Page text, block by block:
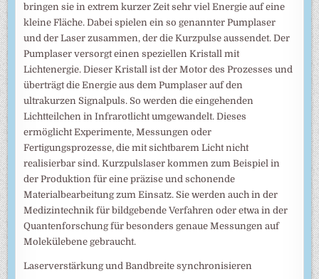
bringen sie in extrem kurzer Zeit sehr viel Energie auf eine
kleine Fläche. Dabei spielen ein so genannter Pumplaser
und der Laser zusammen, der die Kurzpulse aussendet. Der
Pumplaser versorgt einen speziellen Kristall mit
Lichtenergie. Dieser Kristall ist der Motor des Prozesses und
überträgt die Energie aus dem Pumplaser auf den
ultrakurzen Signalpuls. So werden die eingehenden
Lichtteilchen in Infrarotlicht umgewandelt. Dieses
ermöglicht Experimente, Messungen oder
Fertigungsprozesse, die mit sichtbarem Licht nicht
realisierbar sind. Kurzpulslaser kommen zum Beispiel in
der Produktion für eine präzise und schonende
Materialbearbeitung zum Einsatz. Sie werden auch in der
Medizintechnik für bildgebende Verfahren oder etwa in der
Quantenforschung für besonders genaue Messungen auf
Molekülebene gebraucht.
Laserverstärkung und Bandbreite synchronisieren